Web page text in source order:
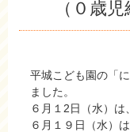
（０歳
平城こども園の「
ました。
６月１2日（水）は
６月１９日（水）